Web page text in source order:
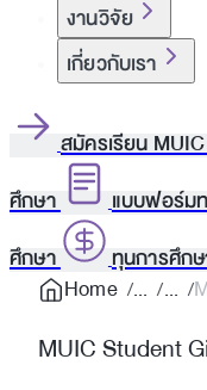
งานวิจัย
เกี่ยวกับเรา
สมัครเรียน
ศึกษา
แบบฟอร์ม
ศึกษา
ทุนการศึก
Home
MUIC Student